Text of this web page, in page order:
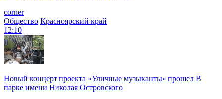
corner
Общество Красноярский край
12:10
Новый концерт проекта «Уличные музыканты» прошел В
парке имени Николая Островского